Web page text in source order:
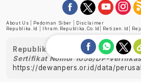
About Us Pedoman Siber
Disclaimer
Republika.id
Ihram.republika.co.id Retizen.id
Republika telah diverifikasi oleh
Sertifikat Nomor 1058/DP-
https://dewanpers.or.id/data/